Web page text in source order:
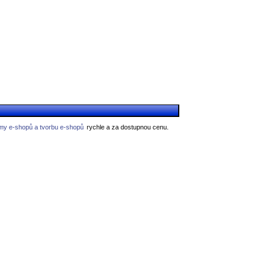
e-shopů a tvorbu e-shopů rychle a za dostupnou cenu.